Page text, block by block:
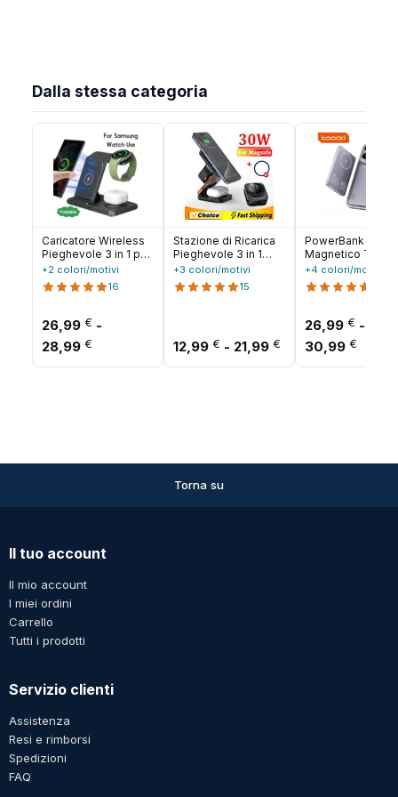
Dalla stessa categoria
Caricatore Wireless
Pieghevole 3 in 1 per
Samsung S25 S24
S23 S22 Galaxy
Watch 8 7 6 5 4 3
Stazione di Ricarica
Rapida
+2 colori/motivi
16
26,99 € -
28,99 € Fascia di prezzo: da 26,99 € a 28,99 €
Stazione di Ricarica
Pieghevole 3 in 1
Caricatore Wireless
Magnetico Rapido
per iPhone 17 16 15
+3 colori/motivi
15
12,99 € - 21,99 € Fascia di
PowerBank
Magnetico Toocki
10000mAh 15W
Ricarica Wireless
Magsafe PD 20W
iPhone 17 16 15
Pro Max
+4 colori/motivi
26,99 € -
30,99 €
Torna su
Il tuo account
Il mio account
I miei ordini
Carrello
Tutti i prodotti
Servizio clienti
Assistenza
Resi e rimborsi
Spedizioni
FAQ